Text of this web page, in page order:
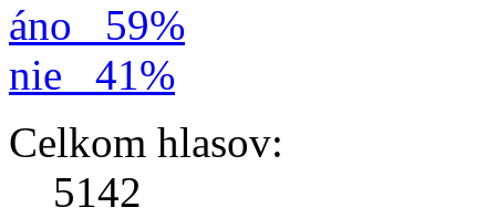
áno
59%
nie
41%
Celkom hlasov:
5142